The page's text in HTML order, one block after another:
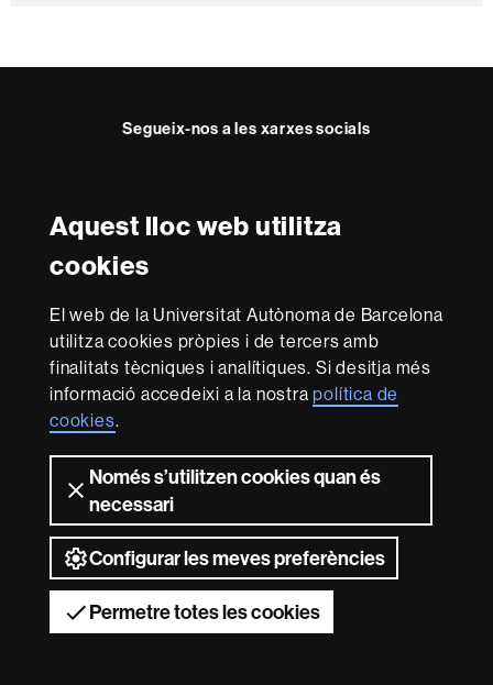
Aquest lloc web utilitza
cookies
El web de la Universitat Autònoma de Barcelona
utilitza cookies pròpies i de tercers amb
finalitats tècniques i analítiques. Si desitja més
informació accedeixi a la nostrapolítica de
cookies.
Només s’utilitzen cookies quan és
necessari
Configurar les meves preferències
Permetre totes les cookies
c
Segueix-nos a les xarxes socials
FacultatUAB
Reconeixement internacional de l'excel·lència
in
Research
-
Euraxess
Amb el finançament de
Sobre
aquest
web
Avís legal
web Accessibilitat web Mapa del web UAB
2026 Universitat Autònoma de Barcelona